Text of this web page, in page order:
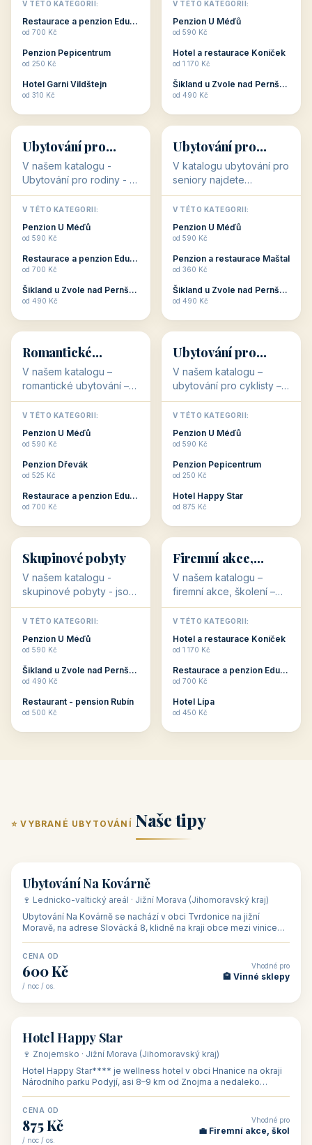
dovolenou přímo
souvisejí. Aktivní
odpočinek jso...
V TÉTO KATEGORII:
Restaurace a penzion Eduard
od 700 Kč
Penzion Pepicentrum
od 250 Kč
Hotel Garni Vildštejn
od 310 Kč
cenově dostupné
ubytování v ČR. Budete
c...
V TÉTO KATEGORII:
Penzion U Méďů
od 590 Kč
Hotel a restaurace Koníček
od 1 170 Kč
Šikland u Zvole nad Pernštejnem
od 490 Kč
👨‍👩‍👧‍👦
👨‍👩‍👧‍👦
34 objektů
Ubytování pro
rodiny
V našem katalogu -
Ubytování pro rodiny -
jsou pro Vás připraveny
objekty, které svojí
polohou či vybaveností,
nabízí klidné ubytování
V TÉTO KATEGORII:
Penzion U Méďů
od 590 Kč
Restaurace a penzion Eduard
od 700 Kč
Šikland u Zvole nad Pernštejnem
od 490 Kč
🧓
🧓
33 objektů
Ubytování pro
seniory
V katalogu ubytování pro
seniory najdete
penziony a hotely, které
jsou přizpůsobeny pro
ubytování klientů vyššího
věku. Některé z nich
V TÉTO KATEGORII:
Penzion U Méďů
od 590 Kč
Penzion a restaurace Maštal
od 360 Kč
Šikland u Zvole nad Pernštejnem
od 490 Kč
💕
💕
Romantické
ubytování
V našem katalogu –
romantické ubytování –
jsou pro Vás připraveny
objekty, které svojí
stavbou, polohou anebo
zaměřením nabízí
Romantické ...
V TÉTO KATEGORII:
Penzion U Méďů
od 590 Kč
Penzion Dřevák
od 525 Kč
Restaurace a penzion Eduard
od 700 Kč
🚴
🚴
32 objektů
Ubytování pro
cyklisty
V našem katalogu –
ubytování pro cyklisty –
jsou pro Vás připraveny
objekty, které jsou na
milovníky cykloturistiky
připraveny. Většinou mají
V TÉTO KATEGORII:
Penzion U Méďů
od 590 Kč
Penzion Pepicentrum
od 250 Kč
Hotel Happy Star
od 875 Kč
👥
👥
32 objektů
Skupinové pobyty
V našem katalogu -
skupinové pobyty - jsou
pro Vás připraveny
objekty, které nabízí
ubytování skupin v
penzionech, hotelích a
Budete překva...
V TÉTO KATEGORII:
Penzion U Méďů
od 590 Kč
Šikland u Zvole nad Pernštejnem
od 490 Kč
Restaurant - pension Rubín
od 500 Kč
💼
💼
31 objektů
Firemní akce,
školení
V našem katalogu –
firemní akce, školení –
jsou pro Vás připraveny
objekty, které mají
zkušenosti pořádat i
menší firemní akce a
ob...
V TÉTO KATEGORII:
Hotel a restaurace Koníček
od 1 170 Kč
Restaurace a penzion Eduard
od 700 Kč
Hotel Lípa
od 450 Kč
⭐ VYBRANÉ UBYTOVÁNÍ Naše tipy
🏡 penzion
Ubytování Na Kovárně
🍷 Lednicko-valtický areál · Jižní Morava (Jihomoravský kraj)
Ubytování Na Kovárně se nachází v obci Tvrdonice na jižní
Moravě, na adrese Slovácká 8, klidně na kraji obce mezi vinicemi,
CENA OD
600 Kč
/ noc / os.
Vhodné pro
🏨 Vinné sklepy
🏨 hotel
Hotel Happy Star
🍷 Znojemsko · Jižní Morava (Jihomoravský kraj)
Hotel Happy Star**** je wellness hotel v obci Hnanice na okraji
Národního parku Podyjí, asi 8–9 km od Znojma a nedaleko
CENA OD
875 Kč
/ noc / os.
Vhodné pro
💼 Firemní akce, škol